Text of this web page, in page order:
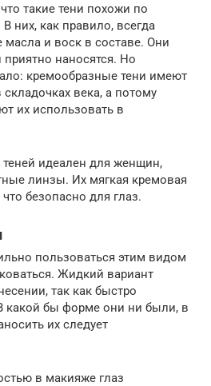
такие тени похожи по
них, как правило, всегда
масла и воск в составе. Они
наносятся. Но
кремообразные тени имеют
века, а потому
их использовать в
идеален для женщин,
линзы. Их мягкая кремовая
безопасно для глаз.
пользоваться этим видом
Жидкий вариант
так как быстро
какой бы форме они ни были, в
их следует
в макияже глаз